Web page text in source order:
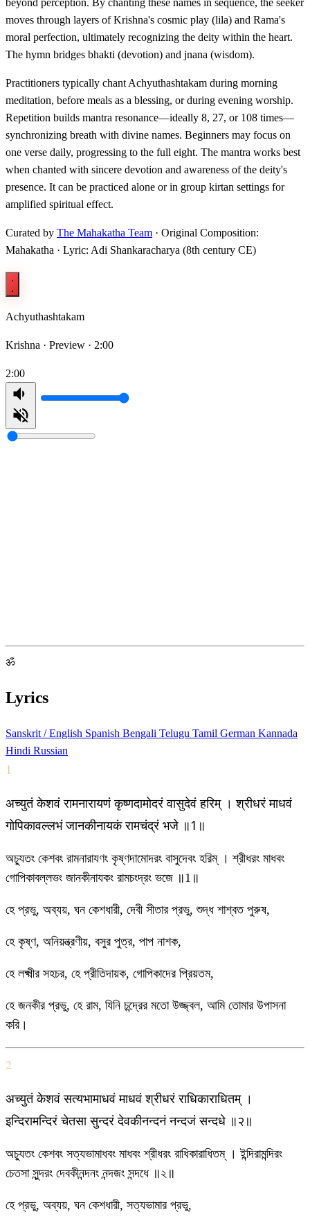
beyond perception. By chanting these names in sequence, the seeker
moves through layers of Krishna's cosmic play (lila) and Rama's
moral perfection, ultimately recognizing the deity within the heart.
The hymn bridges bhakti (devotion) and jnana (wisdom).
Practitioners typically chant Achyuthashtakam during morning
meditation, before meals as a blessing, or during evening worship.
Repetition builds mantra resonance—ideally 8, 27, or 108 times—
synchronizing breath with divine names. Beginners may focus on
one verse daily, progressing to the full eight. The mantra works best
when chanted with sincere devotion and awareness of the deity's
presence. It can be practiced alone or in group kirtan settings for
amplified spiritual effect.
Curated by The Mahakatha Team · Original Composition:
Mahakatha · Lyric: Adi Shankaracharya (8th century CE)
Achyuthashtakam
Krishna · Preview · 2:00
2:00
ॐ
Lyrics
Sanskrit / English Spanish Bengali Telugu Tamil German Kannada
Hindi Russian
1
अच्युतं केशवं रामनारायणं कृष्णदामोदरं वासुदेवं हरिम् । श्रीधरं माधवं
गोपिकावल्लभं जानकीनायकं रामचंद्रं भजे ॥1॥
অচ্যুতং কেশবং রামনারাযণং কৃষ্ণদামোদরং বাসুদেবং হরিম্ । শ্রীধরং মাধবং
গোপিকাবল্লভং জানকীনাযকং রামচংদ্রং ভজে ॥1॥
হে প্রভু, অব্যয়, ঘন কেশধারী, দেবী সীতার প্রভু, শুদ্ধ শাশ্বত পুরুষ,
হে কৃষ্ণ, অনিয়ন্ত্রণীয়, বসুর পুত্র, পাপ নাশক,
হে লক্ষ্মীর সহচর, হে প্রীতিদায়ক, গোপিকাদের প্রিয়তম,
হে জনকীর প্রভু, হে রাম, যিনি চন্দ্রের মতো উজ্জ্বল, আমি তোমার উপাসনা
করি।
2
अच्युतं केशवं सत्यभामाधवं माधवं श्रीधरं राधिकाराधितम् ।
इन्दिरामन्दिरं चेतसा सुन्दरं देवकीनन्दनं नन्दजं सन्दधे ॥२॥
অচ্যুতং কেশবং সত্যভামাধবং মাধবং শ্রীধরং রাধিকারাধিতম্ । ইন্দিরামন্দিরং
চেতসা সুন্দরং দেবকীনন্দনং নন্দজং সন্দধে ॥২॥
হে প্রভু, অব্যয়, ঘন কেশধারী, সত্যভামার প্রভু,